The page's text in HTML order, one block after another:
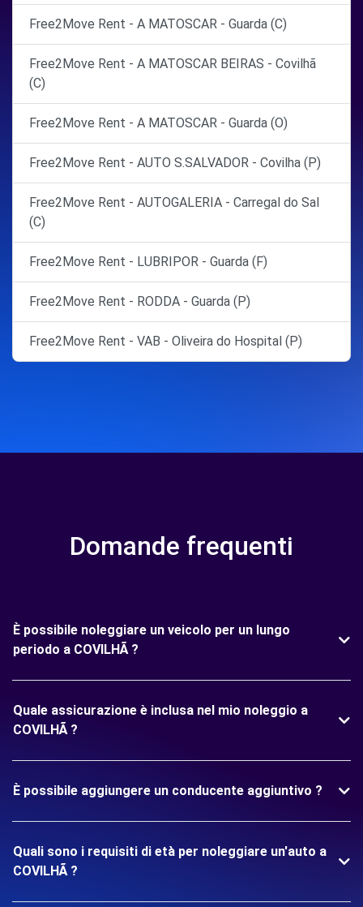
Free2Move Rent - A MATOSCAR - Guarda (C)
Free2Move Rent - A MATOSCAR BEIRAS - Covilhã
(C)
Free2Move Rent - A MATOSCAR - Guarda (O)
Free2Move Rent - AUTO S.SALVADOR - Covilha (P)
Free2Move Rent - AUTOGALERIA - Carregal do Sal
(C)
Free2Move Rent - LUBRIPOR - Guarda (F)
Free2Move Rent - RODDA - Guarda (P)
Free2Move Rent - VAB - Oliveira do Hospital (P)
Domande frequenti
È possibile noleggiare un veicolo per un lungo
periodo a COVILHÃ ?
Quale assicurazione è inclusa nel mio noleggio a
COVILHÃ ?
È possibile aggiungere un conducente aggiuntivo ?
Quali sono i requisiti di età per noleggiare un'auto a
COVILHÃ ?